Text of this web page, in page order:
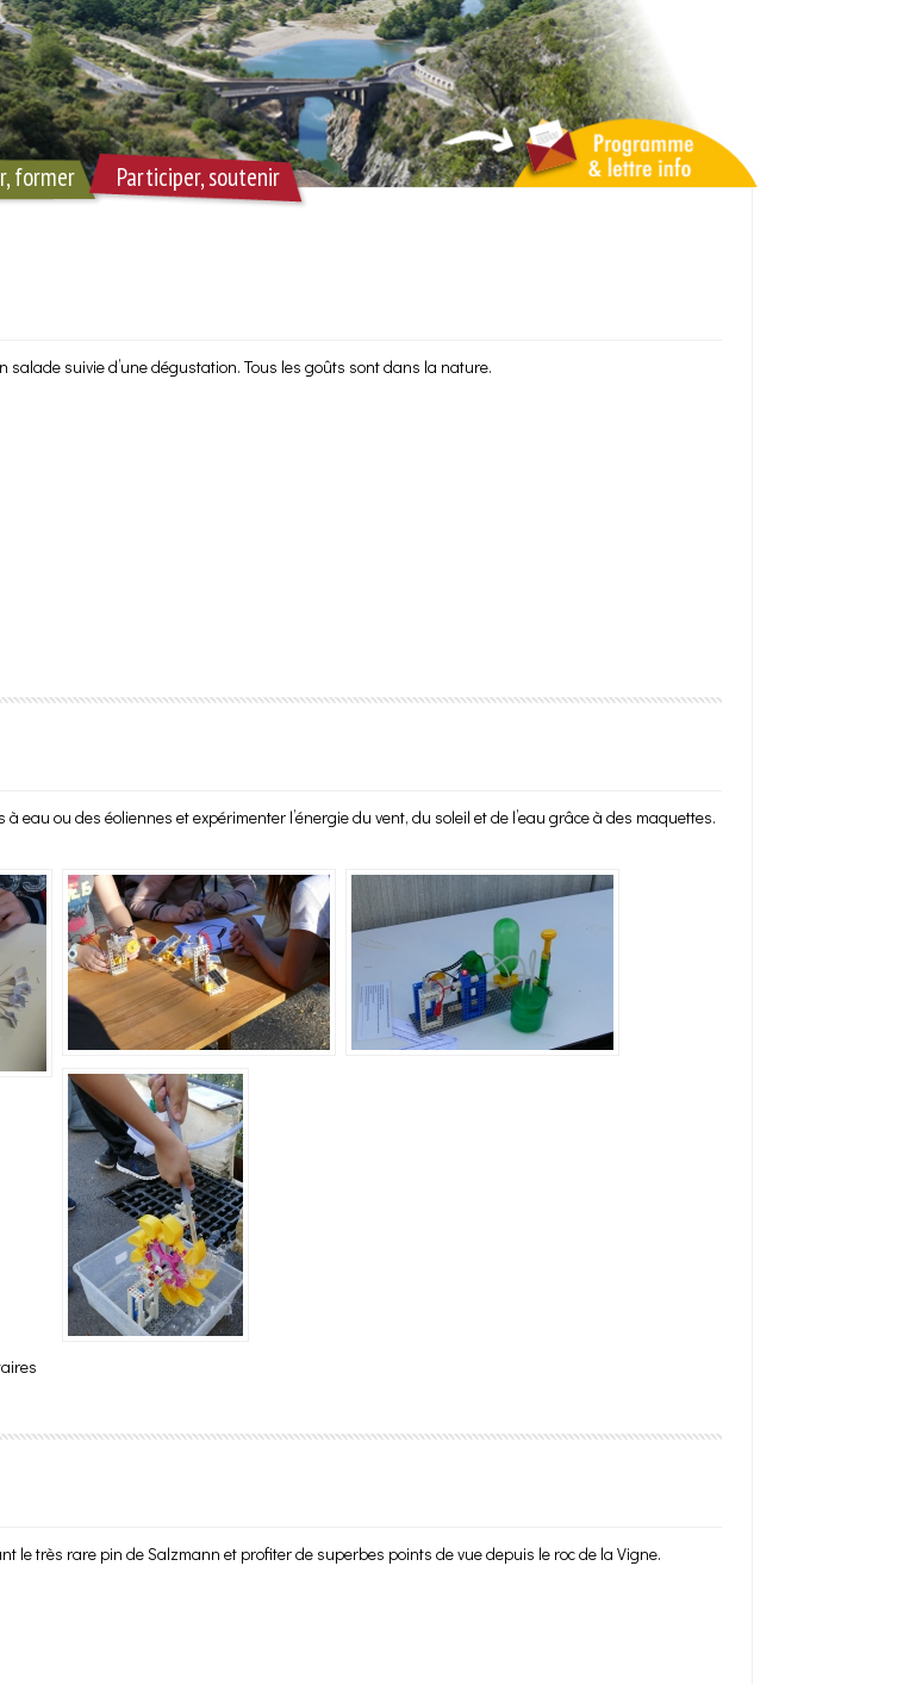
former Participer, soutenir
suivie d’une dégustation. Tous les goûts sont dans la nature.
ou des éoliennes et expérimenter l’énergie du vent, du soleil et de l’eau grâce à des maquettes.
le très rare pin de Salzmann et profiter de superbes points de vue depuis le roc de la Vigne.